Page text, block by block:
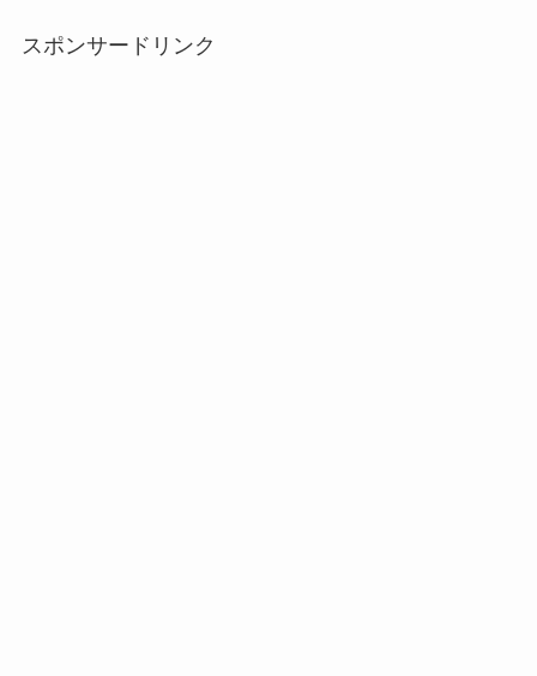
スポンサードリンク